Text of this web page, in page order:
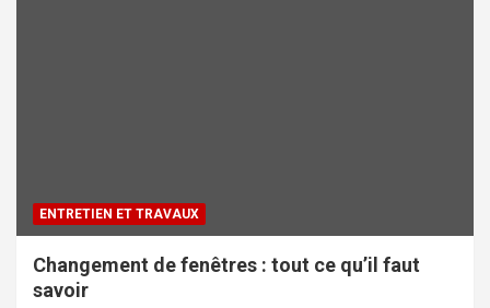
ENTRETIEN ET TRAVAUX
Changement de fenêtres : tout ce qu’il faut
savoir